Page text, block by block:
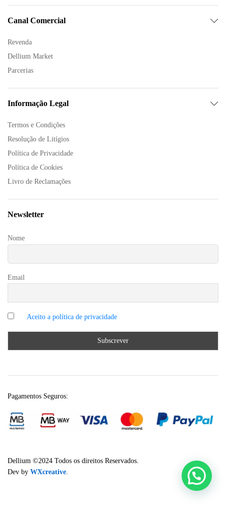
Canal Comercial
Revenda
Dellium Market
Parcerias
Informação Legal
Termos e Condições
Resolução de Litígios
Política de Privacidade
Política de Cookies
Livro de Reclamações
Newsletter
Nome
Email
Dellium ©2024 Todos os direitos Reservados.
Dev by WXcreative.
Pagamentos Seguros: